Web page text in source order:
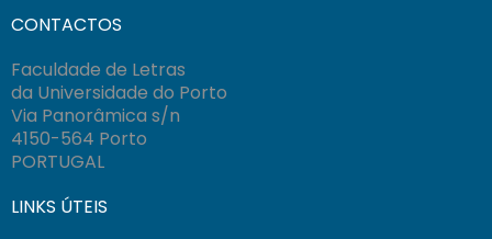
CONTACTOS
Faculdade de Letras
da Universidade do Porto
Via Panorâmica s/n
4150-564 Porto
PORTUGAL
LINKS ÚTEIS